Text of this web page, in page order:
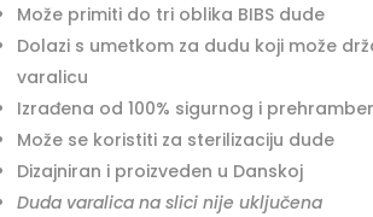
Može primiti do tri oblika BIBS dude
Dolazi s umetkom za dudu koji može
varalicu
Izrađena od 100% sigurnog i
Može se koristiti za sterilizaciju dude
Dizajniran i proizveden u Danskoj
Duda varalica na slici nije uključena